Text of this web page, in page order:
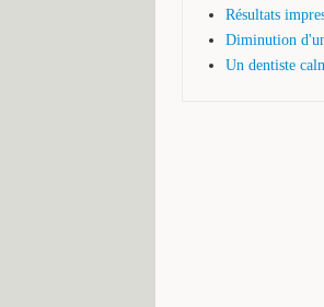
Résultats
Diminution
Un dentiste